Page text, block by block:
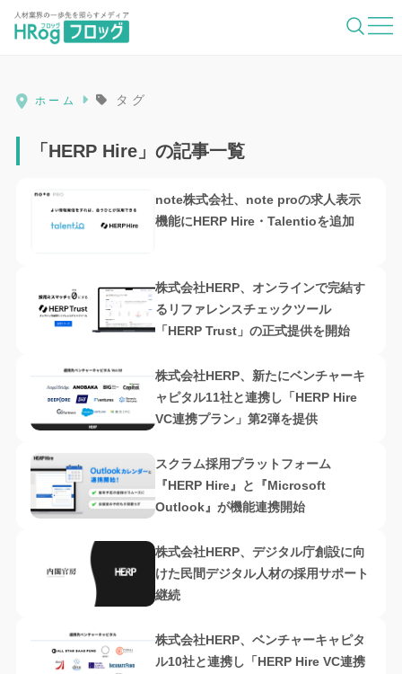
HRog | 人材業界の一歩先を照らすメディ
ホーム タグ
「HERP Hire」の記事一覧
note株式会社、note proの求人表示
機能にHERP Hire・Talentioを追加
株式会社HERP、オンラインで完結す
るリファレンスチェックツール
「HERP Trust」の正式提供を開始
株式会社HERP、新たにベンチャーキ
ャピタル11社と連携し「HERP Hire
VC連携プラン」第2弾を提供
スクラム採用プラットフォーム
『HERP Hire』と『Microsoft
Outlook』が機能連携開始
株式会社HERP、デジタル庁創設に向
けた民間デジタル人材の採用サポート
継続
株式会社HERP、ベンチャーキャピタ
ル10社と連携し「HERP Hire VC連携